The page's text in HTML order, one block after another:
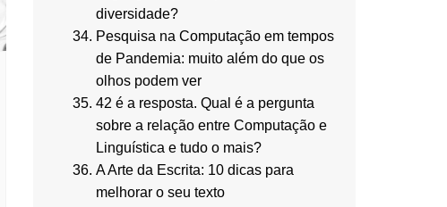
diversidade?
Pesquisa na Computação em tempos
de Pandemia: muito além do que os
olhos podem ver
42 é a resposta. Qual é a pergunta
sobre a relação entre Computação e
Linguística e tudo o mais?
A Arte da Escrita: 10 dicas para
melhorar o seu texto